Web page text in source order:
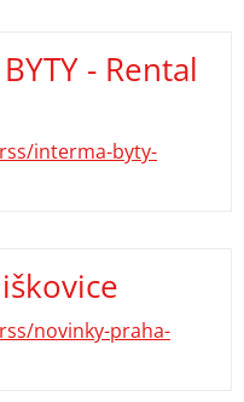
- Rental
interma-byty-
novinky-praha-